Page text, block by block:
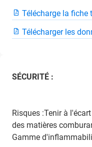
Télécharge la fiche
Télécharger les
SÉCURITÉ :
Risques :Tenir à
des matières
Gamme